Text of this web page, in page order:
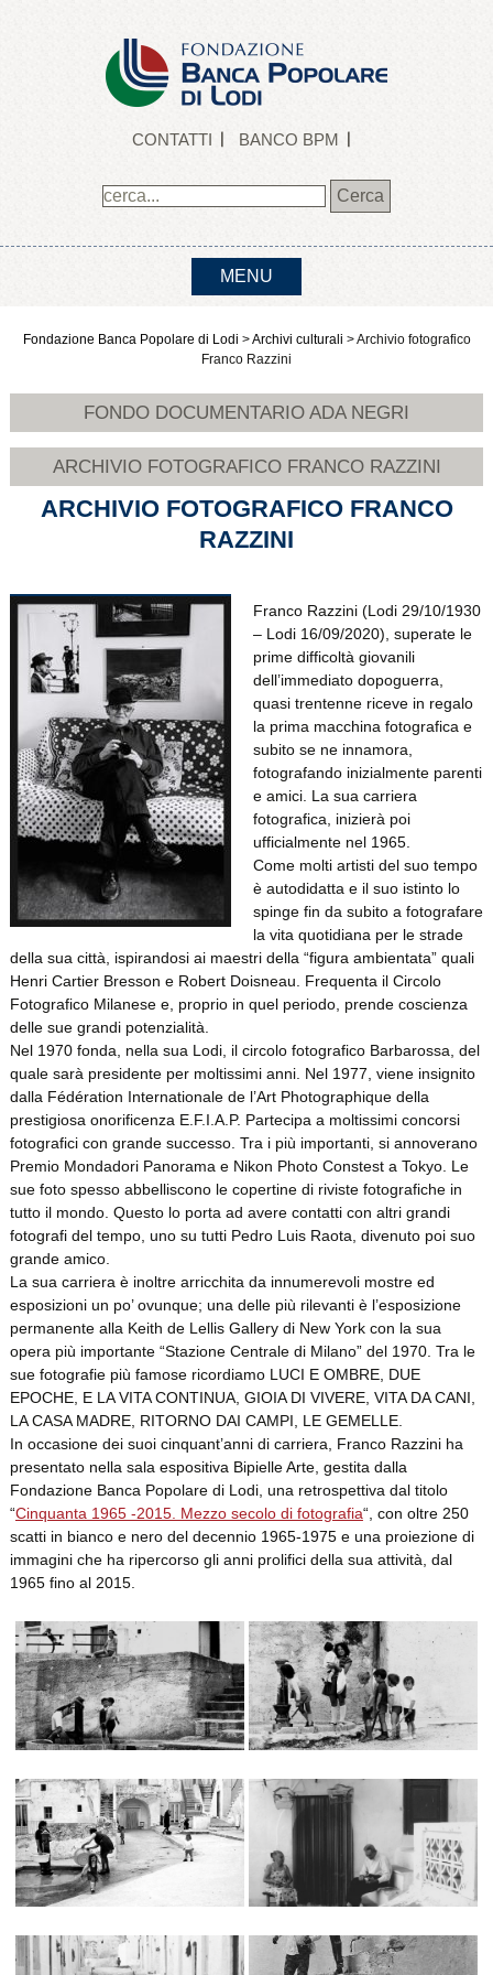
CONTATTI BANCO BPM
MENU
Fondazione Banca Popolare di Lodi >Archivi culturali >Archivio fotografico
Franco Razzini
FONDO DOCUMENTARIO ADA NEGRI
ARCHIVIO FOTOGRAFICO FRANCO RAZZINI
ARCHIVIO FOTOGRAFICO FRANCO
RAZZINI
Franco Razzini (Lodi 29/10/1930
– Lodi 16/09/2020), superate le
prime difficoltà giovanili
dell’immediato dopoguerra,
quasi trentenne riceve in regalo
la prima macchina fotografica e
subito se ne innamora,
fotografando inizialmente parenti
e amici. La sua carriera
fotografica, inizierà poi
ufficialmente nel 1965.
Come molti artisti del suo tempo
è autodidatta e il suo istinto lo
spinge fin da subito a fotografare
la vita quotidiana per le strade
della sua città, ispirandosi ai maestri della “figura ambientata” quali
Henri Cartier Bresson e Robert Doisneau. Frequenta il Circolo
Fotografico Milanese e, proprio in quel periodo, prende coscienza
delle sue grandi potenzialità.
Nel 1970 fonda, nella sua Lodi, il circolo fotografico Barbarossa, del
quale sarà presidente per moltissimi anni. Nel 1977, viene insignito
dalla Fédération Internationale de l’Art Photographique della
prestigiosa onorificenza E.F.I.A.P. Partecipa a moltissimi concorsi
fotografici con grande successo. Tra i più importanti, si annoverano
Premio Mondadori Panorama e Nikon Photo Constest a Tokyo. Le
sue foto spesso abbelliscono le copertine di riviste fotografiche in
tutto il mondo. Questo lo porta ad avere contatti con altri grandi
fotografi del tempo, uno su tutti Pedro Luis Raota, divenuto poi suo
grande amico.
La sua carriera è inoltre arricchita da innumerevoli mostre ed
esposizioni un po’ ovunque; una delle più rilevanti è l’esposizione
permanente alla Keith de Lellis Gallery di New York con la sua
opera più importante “Stazione Centrale di Milano” del 1970. Tra le
sue fotografie più famose ricordiamo LUCI E OMBRE, DUE
EPOCHE, E LA VITA CONTINUA, GIOIA DI VIVERE, VITA DA CANI,
LA CASA MADRE, RITORNO DAI CAMPI, LE GEMELLE.
In occasione dei suoi cinquant’anni di carriera, Franco Razzini ha
presentato nella sala espositiva Bipielle Arte, gestita dalla
Fondazione Banca Popolare di Lodi, una retrospettiva dal titolo
“Cinquanta 1965 -2015. Mezzo secolo di fotografia“, con oltre 250
scatti in bianco e nero del decennio 1965-1975 e una proiezione di
immagini che ha ripercorso gli anni prolifici della sua attività, dal
1965 fino al 2015.